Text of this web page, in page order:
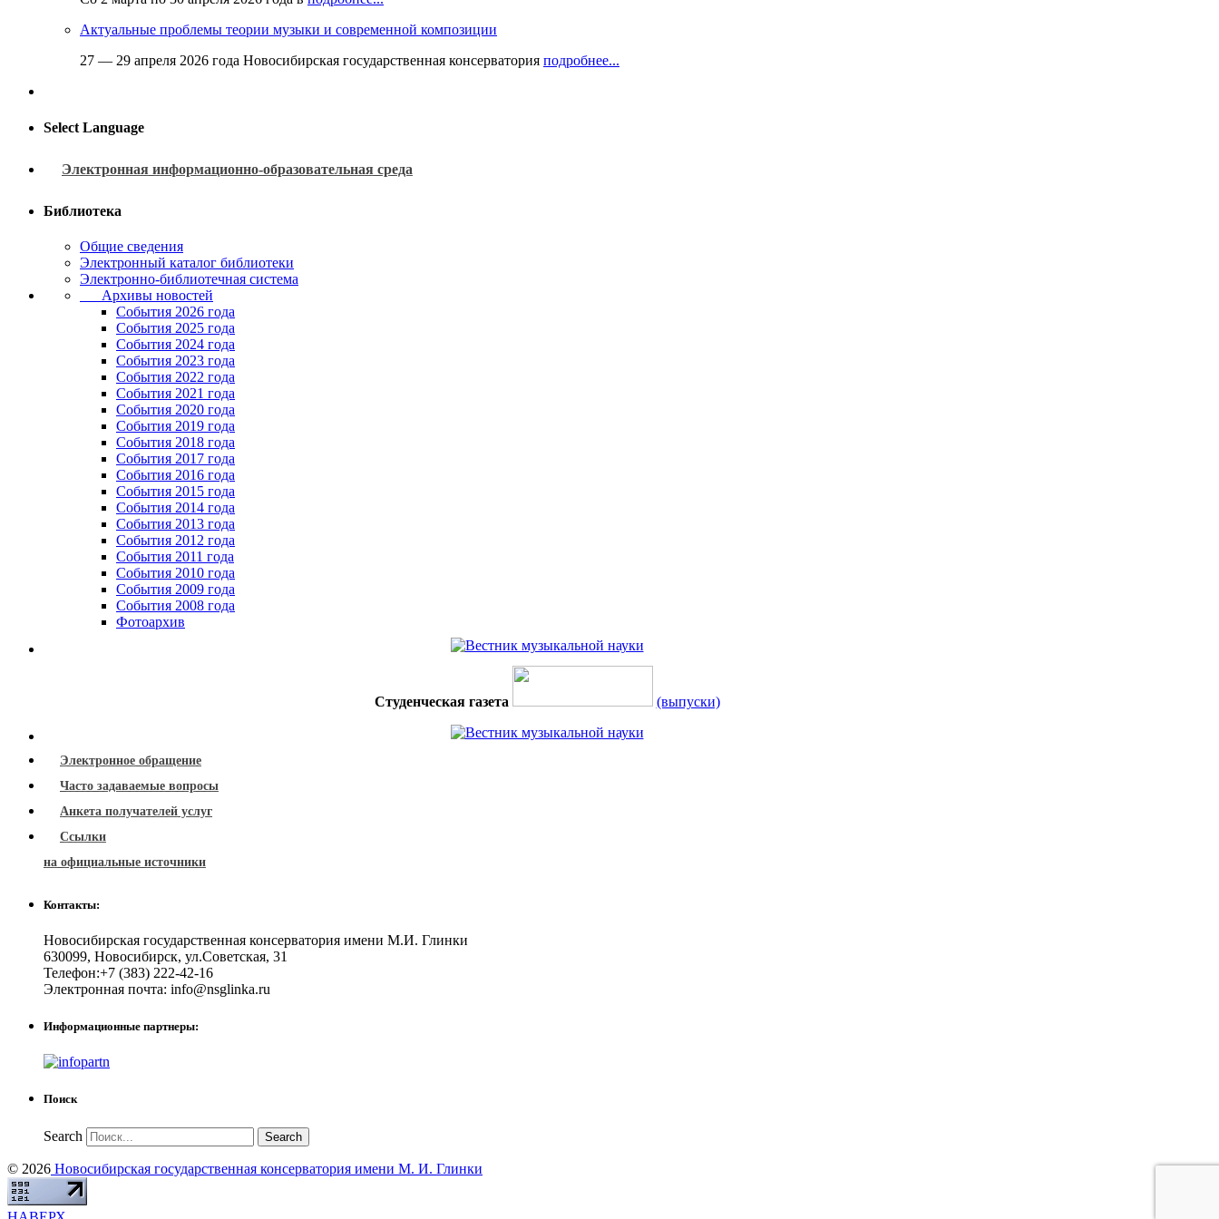
Актуальные проблемы теории музыки и современной композиции
27 — 29 апреля 2026 года Новосибирская государственная консерватория подробнее...
Select Language
Электронная информационно-образовательная среда
Библиотека
Общие сведения
Электронный каталог библиотеки
Электронно-библиотечная система
Архивы новостей
Cобытия 2026 года
События 2025 года
События 2024 года
События 2023 года
Cобытия 2022 года
Cобытия 2021 года
События 2020 года
События 2019 года
События 2018 года
События 2017 года
События 2016 года
События 2015 года
События 2014 года
События 2013 года
События 2012 года
События 2011 года
События 2010 года
События 2009 года
События 2008 года
Фотоархив
Студенческая газета (выпуски)
Электронное обращение
Часто задаваемые вопросы
Анкета получателей услуг
Ссылки
на официальные источники
Контакты:
Новосибирская государственная консерватория имени М.И. Глинки
630099, Новосибирск, ул.Советская, 31
Телефон:+7 (383) 222-42-16
Электронная почта: info@nsglinka.ru
Информационные партнеры:
Поиск
Search
© 2026 Новосибирская государственная консерватория имени М. И. Глинки